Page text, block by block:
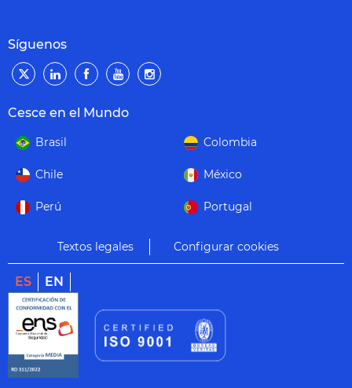
Síguenos
Cesce en el Mundo
Brasil Colombia
Chile México
Perú Portugal
Textos legales Configurar cookies
ES EN